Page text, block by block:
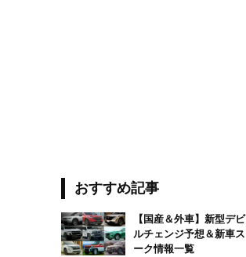
おすすめ記事
【国産＆外車】新型デ
ルチェンジ予想＆新車
ーク情報一覧